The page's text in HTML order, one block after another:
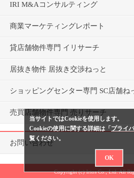
IRI M&Aコンサルティング
商業マーケティングレポート
貸店舗物件専門 イリサーチ
居抜き物件 居抜き交渉ねっと
ショッピングセンター専門 SC店舗ね
売買店舗物件専門 売りサーチ
お問い合わせ
Copyright (c) Irios Co., Ltd. All
当サイトではCookieを使用します。
Cookieの使用に関する詳細は「 プライ
覧ください。
OK